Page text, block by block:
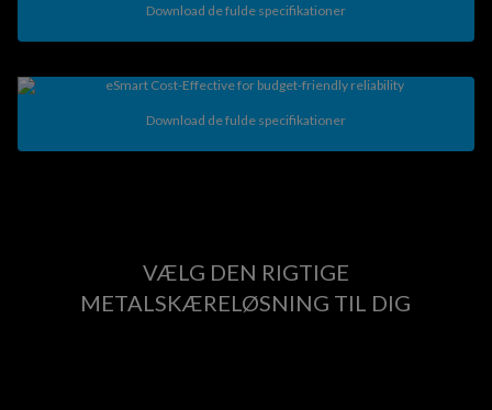
Download de fulde specifikationer
Download de fulde specifikationer
VÆLG DEN RIGTIGE
METALSKÆRELØSNING TIL DIG